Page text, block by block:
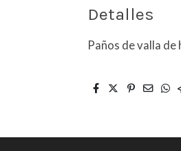
Detalles
Paños de valla